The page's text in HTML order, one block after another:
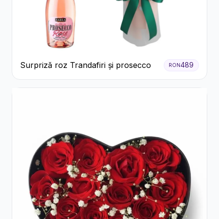
Surpriză roz Trandafiri și prosecco RON489